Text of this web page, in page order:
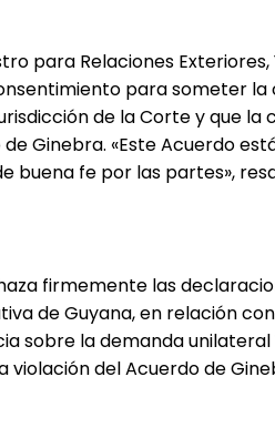
para Relaciones Exteriores,
para someter
de la Corte y que
Ginebra. «Este Acuerdo
buena fe por las partes»,
firmemente las
de Guyana, en relación
sobre la demanda
del Acuerdo de